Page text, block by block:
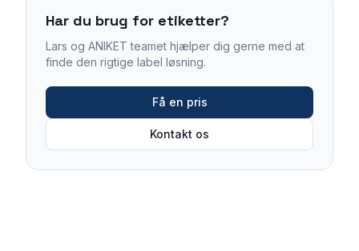
Har du brug for etiketter?
Lars og ANIKET teamet hjælper dig gerne med at
finde den rigtige label løsning.
Få en pris
Kontakt os